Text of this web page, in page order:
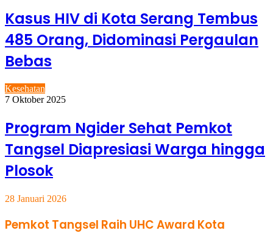
Kasus HIV di Kota Serang Tembus
485 Orang, Didominasi Pergaulan
Bebas
Kesehatan
7 Oktober 2025
Program Ngider Sehat Pemkot
Tangsel Diapresiasi Warga hingga
Plosok
28 Januari 2026
Pemkot Tangsel Raih UHC Award Kota